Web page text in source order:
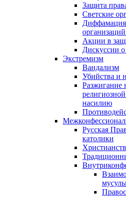
Защита
Светские
Акции в
Дискуссии
Экстремизм
Вандализм
Убийства и
Разжигание
насилию
Русская
католики